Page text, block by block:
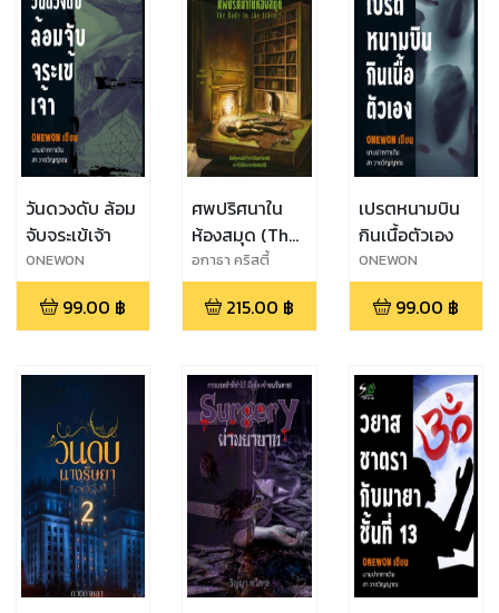
วันดวงดับ ล้อม
จับจระเข้เจ้า
ONEWON
99.00 ฿
ศพปริศนาใน
ห้องสมุด (The
Body in the
Library)
อกาธา คริสตี้
215.00 ฿
เปรตหนามบิน
กินเนื้อตัวเอง
ONEWON
99.00 ฿